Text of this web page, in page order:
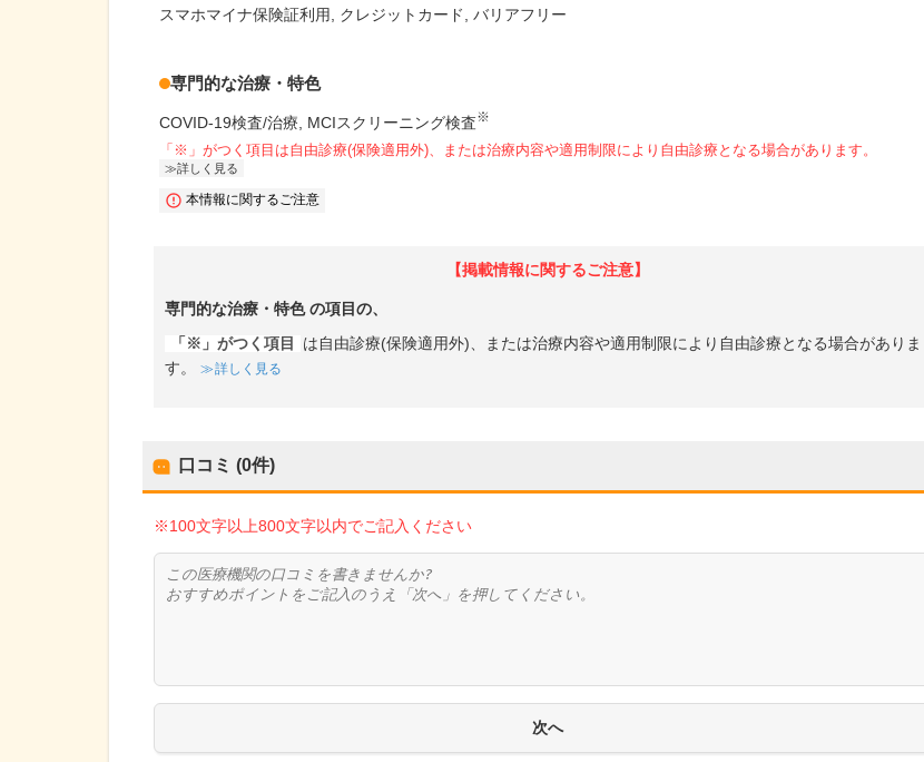
スマホマイナ保険証利用 クレジットカード バリアフリー
専門的な治療・特色
COVID-19検査/治療 MCIスクリーニング検査※
「※」がつく項目は自由診療(保険適用外)、または治療内容や適用制限により自由診療となる場合があります。
詳しく見る
本情報に関するご注意
【掲載情報に関するご注意】
専門的な治療・特色の項目の、
「※」がつく項目
は自由診療(保険適用外)、または治療内容や適用制限により自由診療となる場合がありま
す。
詳しく見る
口コミ (0件)
※100文字以上800文字以内でご記入ください